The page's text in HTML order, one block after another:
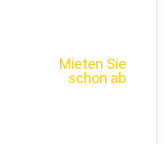
Mieten Sie
schon ab